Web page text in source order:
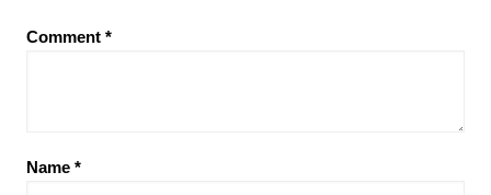
Comment *
Name *